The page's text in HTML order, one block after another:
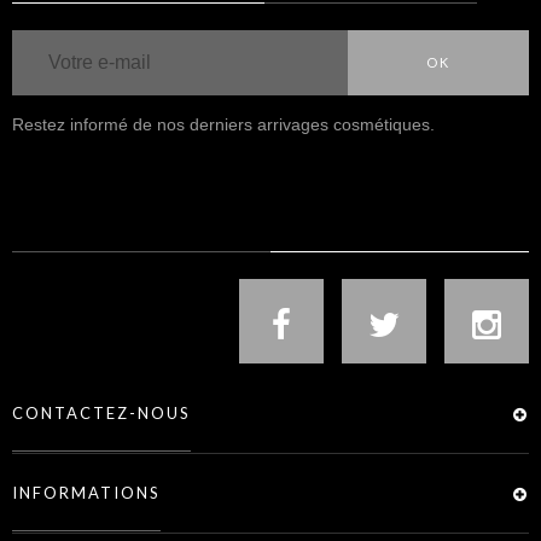
OK
Restez informé de nos derniers arrivages cosmétiques.
CONTACTEZ-NOUS
INFORMATIONS